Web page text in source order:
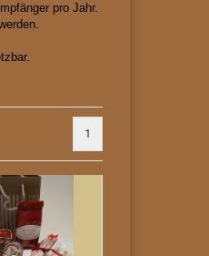
pro Jahr.
1